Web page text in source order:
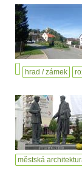
hrad / zámek
městská